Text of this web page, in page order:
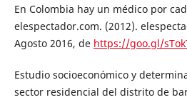
En Colombia hay un médico por
elespectador.com. (2012).
Agosto 2016, de https://goo.gl/
Estudio socioeconómico y
sector residencial del distrito de